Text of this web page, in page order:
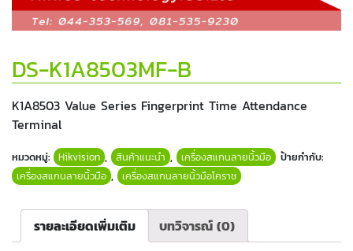
DS-K1A8503MF-B
K1A8503 Value Series Fingerprint Time Attendance
Terminal
หมวดหมู่: Hikvision , สินค้าแนะนำ , เครื่องสแกนลายนิ้วมือ
ป้ายกำกับ:
เครื่องสแกนลายนิ้วมือ , เครื่องสแกนลายนิ้วมือโคราช
รายละเอียดเพิ่มเติม บทวิจารณ์ (0)